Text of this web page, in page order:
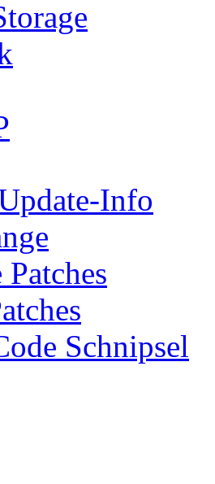
Info
Schnipsel